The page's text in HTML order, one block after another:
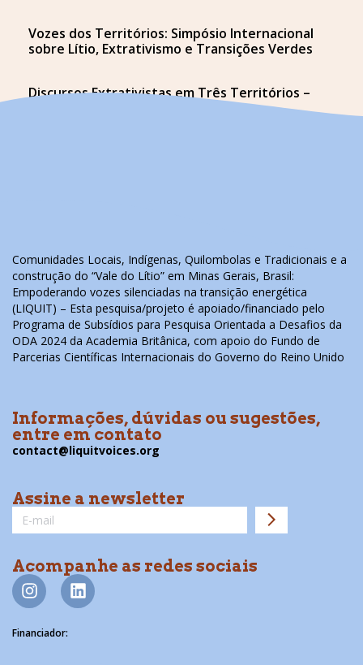
Vozes dos Territórios: Simpósio Internacional
sobre Lítio, Extrativismo e Transições Verdes
Discursos Extrativistas em Três Territórios –
Comunidades Locais, Indígenas, Quilombolas e Tradicionais e a
construção do “Vale do Lítio” em Minas Gerais, Brasil:
Empoderando vozes silenciadas na transição energética
(LIQUIT) – Esta pesquisa/projeto é apoiado/financiado pelo
Programa de Subsídios para Pesquisa Orientada a Desafios da
ODA 2024 da Academia Britânica, com apoio do Fundo de
Parcerias Científicas Internacionais do Governo do Reino Unido
Informações, dúvidas ou sugestões,
entre em contato
contact@liquitvoices.org
Assine a newsletter
Acompanhe as redes sociais
Financiador: